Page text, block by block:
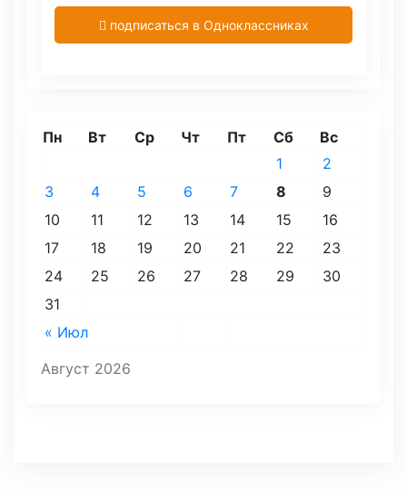
подписаться в Одноклассниках
Август 2026
Пн Вт Ср Чт Пт Сб Вс
« Июл
1
2
3
4 5 6 7 8
9
10
11 12 13 14 15
16
17
18 19 20 21 22
23
24
25 26 27 28 29
30
31